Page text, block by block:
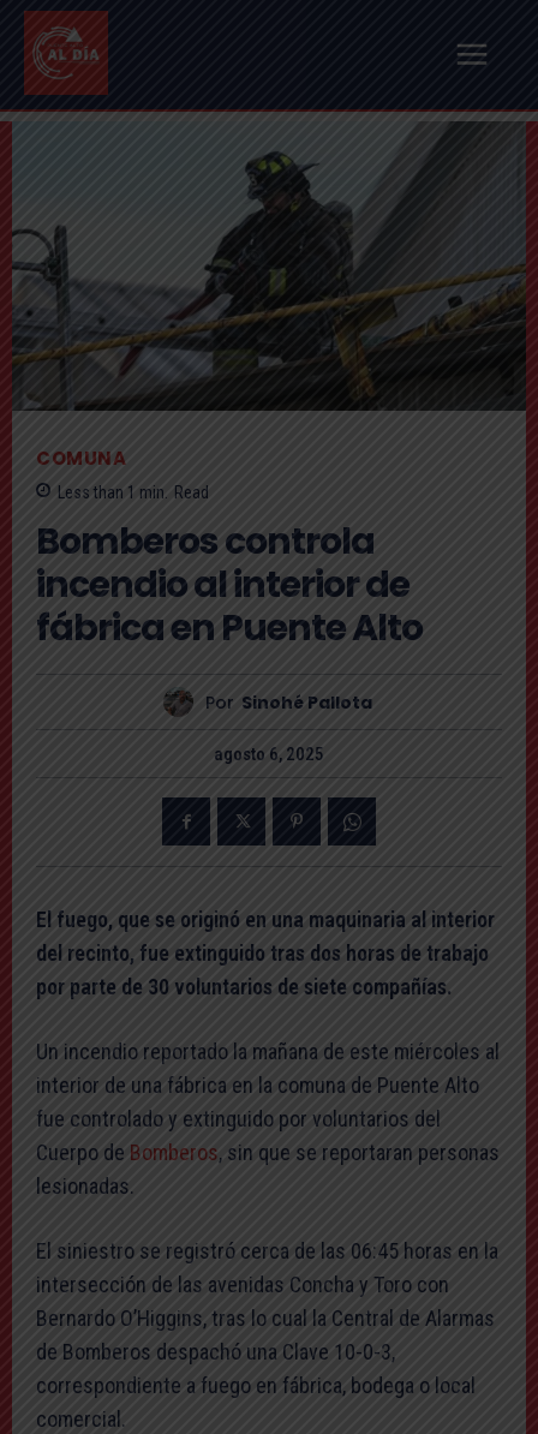
COMUNA
Less than 1 min. Read
Bomberos controla
incendio al interior de
fábrica en Puente Alto
Por Sinohé Pallota
agosto 6, 2025
El fuego, que se originó en una maquinaria al interior
del recinto, fue extinguido tras dos horas de trabajo
por parte de 30 voluntarios de siete compañías.
Un incendio reportado la mañana de este miércoles al
interior de una fábrica en la comuna de Puente Alto
fue controlado y extinguido por voluntarios del
Cuerpo de Bomberos, sin que se reportaran personas
lesionadas.
El siniestro se registró cerca de las 06:45 horas en la
intersección de las avenidas Concha y Toro con
Bernardo O’Higgins, tras lo cual la Central de Alarmas
de Bomberos despachó una Clave 10-0-3,
correspondiente a fuego en fábrica, bodega o local
comercial.